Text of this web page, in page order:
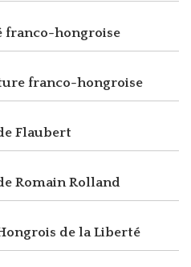
franco-hongroise
franco-hongroise
Flaubert
Romain Rolland
de la Liberté